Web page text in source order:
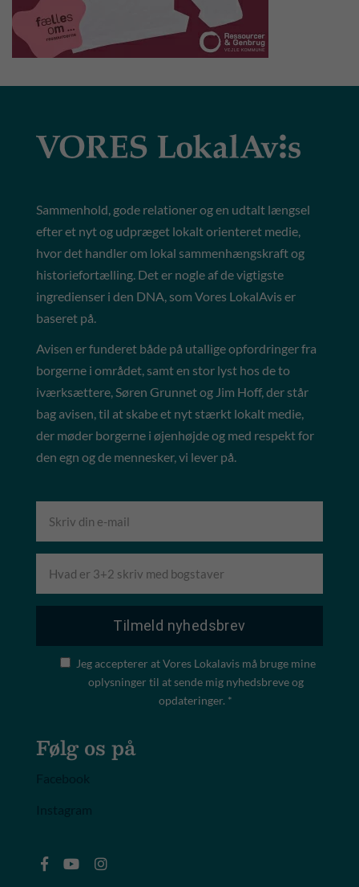
Sammenhold, gode relationer og en udtalt længsel
efter et nyt og udpræget lokalt orienteret medie,
hvor det handler om lokal sammenhængskraft og
historiefortælling. Det er nogle af de vigtigste
ingredienser i den DNA, som Vores LokalAvis er
baseret på.
Avisen er funderet både på utallige opfordringer fra
borgerne i området, samt en stor lyst hos de to
iværksættere, Søren Grunnet og Jim Hoff, der står
bag avisen, til at skabe et nyt stærkt lokalt medie,
der møder borgerne i øjenhøjde og med respekt for
den egn og de mennesker, vi lever på.
Jeg accepterer at Vores Lokalavis må bruge mine
oplysninger til at sende mig nyhedsbreve og
opdateringer. *
Følg os på